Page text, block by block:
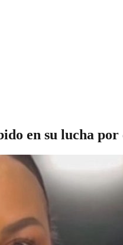
en su lucha